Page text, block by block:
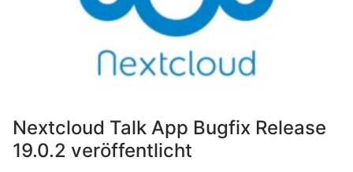
Nextcloud Talk App Bugfix Release
19.0.2 veröffentlicht